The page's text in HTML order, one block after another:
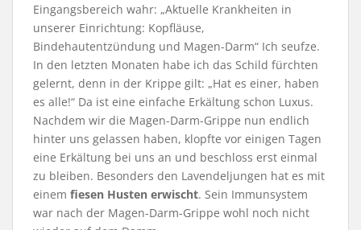
Eingangsbereich wahr: „Aktuelle Krankheiten in
unserer Einrichtung: Kopfläuse,
Bindehautentzündung und Magen-Darm“ Ich seufze.
In den letzten Monaten habe ich das Schild fürchten
gelernt, denn in der Krippe gilt: „Hat es einer, haben
es alle!“ Da ist eine einfache Erkältung schon Luxus.
Nachdem wir die Magen-Darm-Grippe nun endlich
hinter uns gelassen haben, klopfte vor einigen Tagen
eine Erkältung bei uns an und beschloss erst einmal
zu bleiben. Besonders den Lavendeljungen hat es mit
einem fiesen Husten erwischt. Sein Immunsystem
war nach der Magen-Darm-Grippe wohl noch nicht